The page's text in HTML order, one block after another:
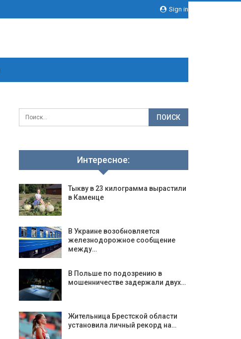
Sign in
Интересное:
Тыкву в 23 килограмма вырастили
в Каменце
В Украине возобновляется
железнодорожное сообщение
между…
В Польше по подозрению в
мошенничестве задержали двух…
Жительница Брестской области
установила личный рекорд на…